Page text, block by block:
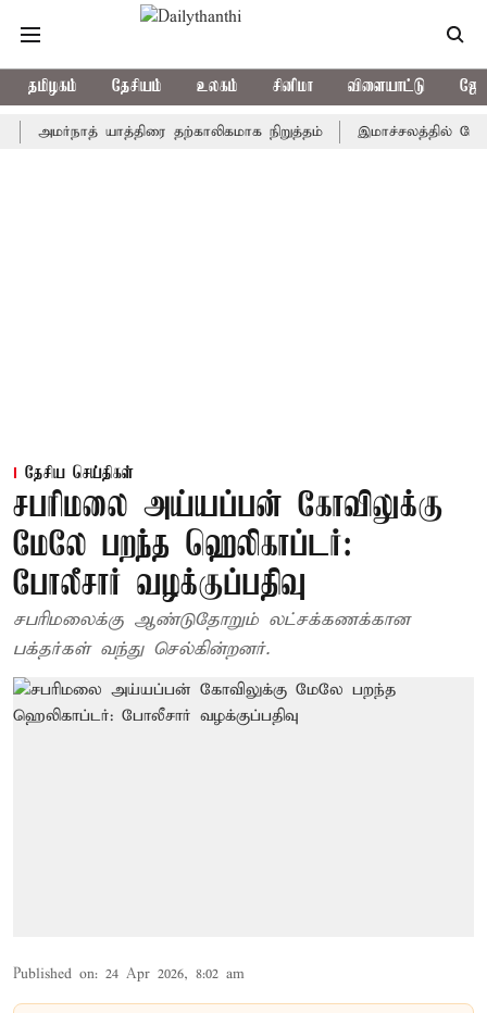
தமிழகம் தேசியம் உலகம் சினிமா விளையாட்டு
யாத்திரை தற்காலிகமாக நிறுத்தம் இமாச்சலத்தில் பேருந்து
தேசிய செய்திகள்
சபரிமலை அய்யப்பன் கோவிலுக்கு
மேலே பறந்த ஹெலிகாப்டர்:
போலீசார் வழக்குப்பதிவு
சபரிமலைக்கு ஆண்டுதோறும் லட்சக்கணக்கான
பக்தர்கள் வந்து செல்கின்றனர்.
Published on: 24 Apr 2026, 8:02 am